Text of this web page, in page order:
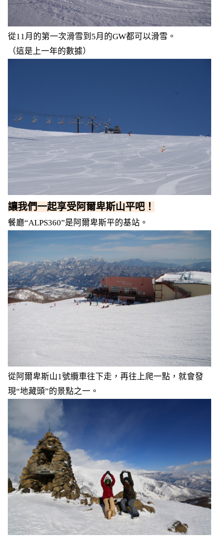
從11月的第一次滑雪到5月的GW都可以滑雪。
（這是上一年的數據）
讓我們一起享受阿爾卑斯山平吧！
餐廳“ALPS360”是阿爾卑斯平的基站。
從阿爾卑斯山1號纜車往下走，再往上爬一點，就會發
現“地藏頭”的景點之一。